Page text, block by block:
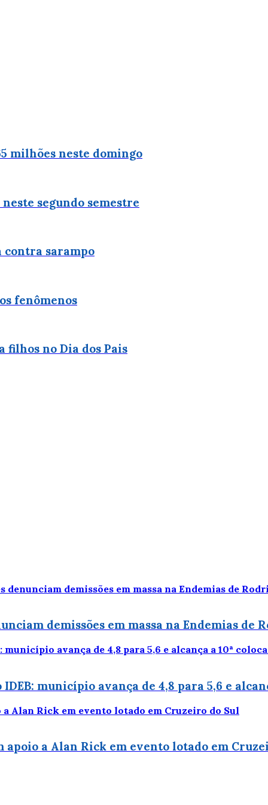
milhões neste domingo
segundo semestre
sarampo
fenômenos
filhos no Dia dos Pais
demissões em massa na Endemias de
município avança de 4,8 para 5,6 e
a Alan Rick em evento lotado em